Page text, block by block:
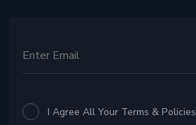
I Agree All Your Terms & Policies